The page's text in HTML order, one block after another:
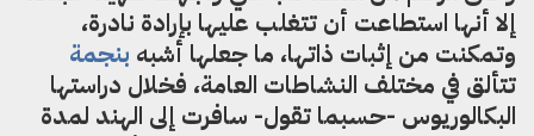
إلا أنها استطاعت أن تتغلب عليها بإرادة نادرة،
وتمكنت من إثبات ذاتها، ما جعلها أشبه بنجمة
تتألق في مختلف النشاطات العامة، فخلال دراستها
البكالوريوس -حسبما تقول- سافرت إلى الهند لمدة